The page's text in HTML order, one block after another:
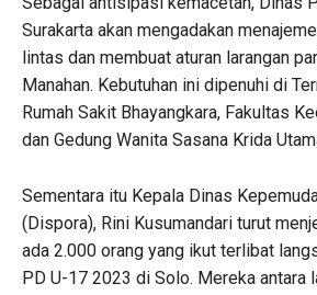
Surakarta akan mengadakan
lintas dan membuat aturan larangan
Manahan. Kebutuhan ini dipenuhi di
Rumah Sakit Bhayangkara, Fakultas
dan Gedung Wanita Sasana Krida
Sementara itu Kepala Dinas
(Dispora), Rini Kusumandari turut
ada 2.000 orang yang ikut terlibat
PD U-17 2023 di Solo. Mereka antara